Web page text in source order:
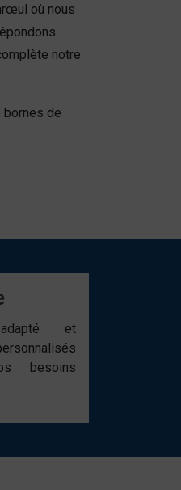
où nous
notre
bornes de
et
besoins